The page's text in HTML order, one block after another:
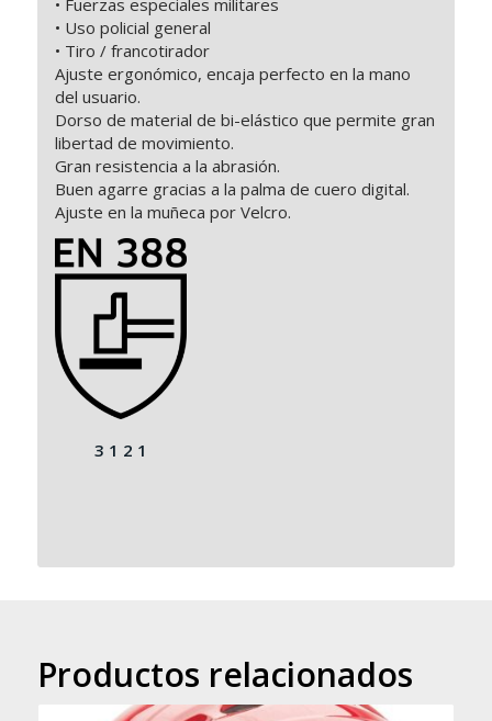
• Fuerzas especiales militares
• Uso policial general
• Tiro / francotirador
Ajuste ergonómico, encaja perfecto en la mano
del usuario.
Dorso de material de bi-elástico que permite gran
libertad de movimiento.
Gran resistencia a la abrasión.
Buen agarre gracias a la palma de cuero digital.
Ajuste en la muñeca por Velcro.
3 1 2 1
Productos relacionados